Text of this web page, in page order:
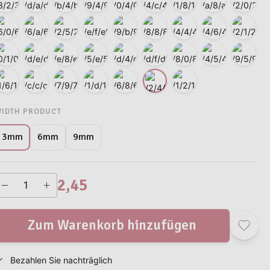
PRODUCT
3mm 6mm 9mm
2,45
Zum Warenkorb hinzufügen
Bezahlen Sie nachträglich